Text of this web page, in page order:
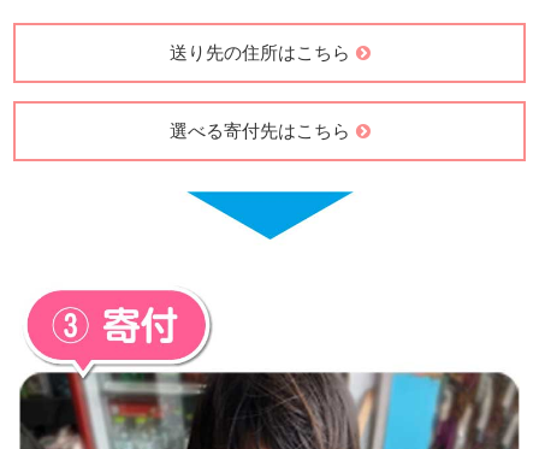
送り先の住所はこちら
選べる寄付先はこちら